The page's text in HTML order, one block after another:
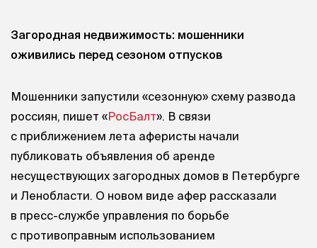
Загородная недвижимость: мошенники
оживились перед сезоном отпусков
Мошенники запустили «сезонную» схему развода
россиян, пишет «РосБалт». В связи
с приближением лета аферисты начали
публиковать объявления об аренде
несуществующих загородных домов в Петербурге
и Ленобласти. О новом виде афер рассказали
в пресс-службе управления по борьбе
с противоправным использованием